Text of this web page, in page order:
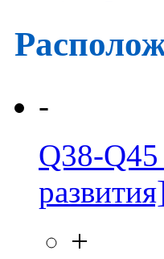
-
Q38-Q45
+